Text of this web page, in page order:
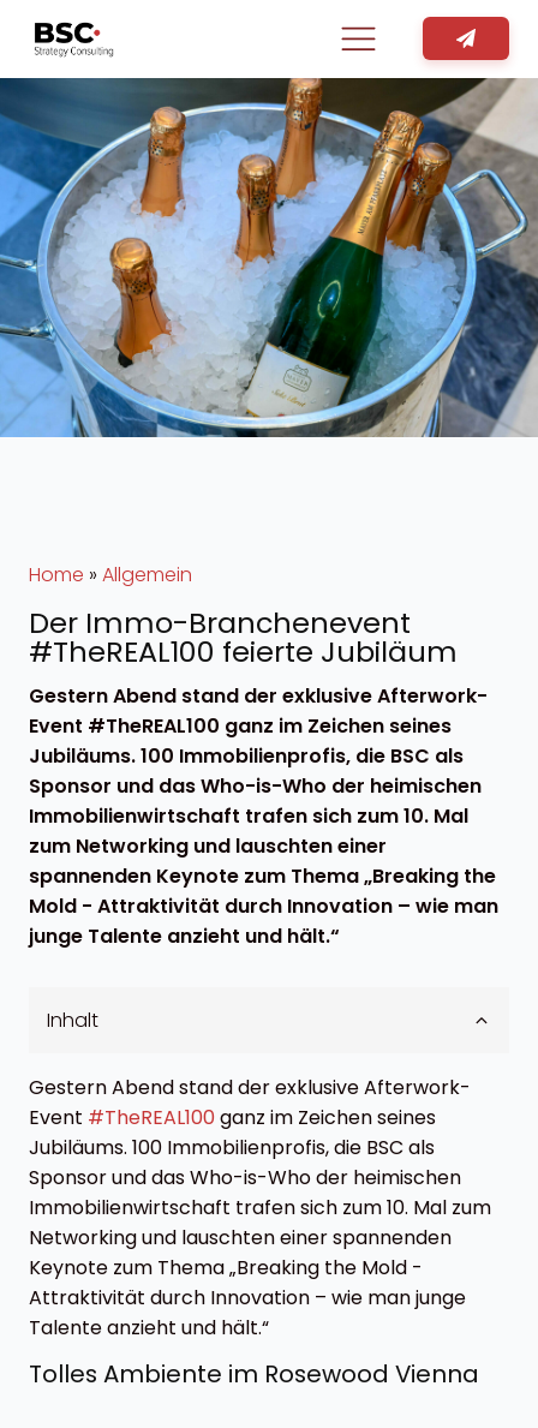
Home » Allgemein
Der Immo-Branchenevent
#TheREAL100 feierte Jubiläum
Gestern Abend stand der exklusive Afterwork-
Event #TheREAL100 ganz im Zeichen seines
Jubiläums. 100 Immobilienprofis, die BSC als
Sponsor und das Who-is-Who der heimischen
Immobilienwirtschaft trafen sich zum 10. Mal
zum Networking und lauschten einer
spannenden Keynote zum Thema „Breaking the
Mold - Attraktivität durch Innovation – wie man
junge Talente anzieht und hält.“
Inhalt
Gestern Abend stand der exklusive Afterwork-
Event #TheREAL100ganz im Zeichen seines
Jubiläums. 100 Immobilienprofis, die BSC als
Sponsor und das Who-is-Who der heimischen
Immobilienwirtschaft trafen sich zum 10. Mal zum
Networking und lauschten einer spannenden
Keynote zum Thema „Breaking the Mold -
Attraktivität durch Innovation – wie man junge
Talente anzieht und hält.“
Tolles Ambiente im Rosewood Vienna